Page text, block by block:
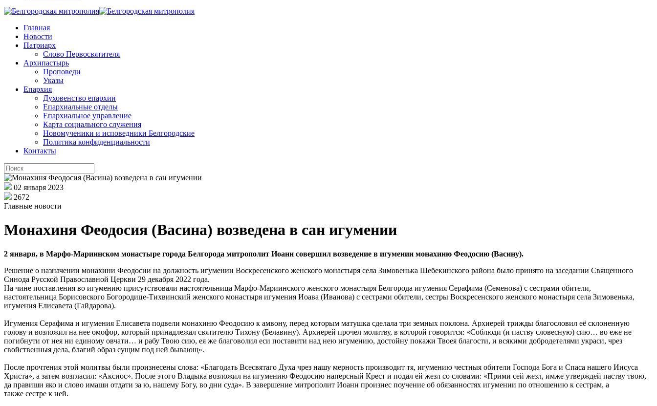
Главная
Новости
Патриарх
Слово Первосвятителя
Архипастырь
Проповеди
Указы
Епархия
Духовенство епархии
Епархиальные отделы
Епархиальное управление
Карта социального служения
Новомученики и исповедники Белгородские
Политика конфиденциальности
Контакты
02 января 2023
2672
Главные новости
Монахиня Феодосия (Васина) возведена в сан игумении
2 января, в Марфо-Мариинском монастыре города Белгорода митрополит Иоанн совершил возведение в игумении монахиню Феодосию (Васину).
Решение о назначении монахини Феодосии на должность игумении Воскресенского женского монастыря села Зимовенька Шебекинского района было принято на заседании Священного
Синода Русской Православной Церкви 29 декабря 2022 года.
На чине поставления во игумению присутствовали настоятельница Марфо-Мариинского женского монастыря Белгорода игумения Серафима (Семенова) с сестрами обители,
настоятельница Борисовского Богородице-Тихвинский женского монастыря игумения Иоава (Иванова) с сестрами обители, сестры Воскресенского женского монастыря села Зимовенька,
игумения Елисавета (Гайдарова).
Игумения Серафима и игумения Елисавета подвели монахиню Феодосию к амвону, перед которым матушка сделала три земных поклона. Архиерей трижды благословил её склоненную
голову и возложил на нее омофор, который принадлежал святителю Тихону (Белавину). Архиерей прочел молитву, в которой говорится: «Соблюди (и паству словесную) сию… во еже не
погибнути от нея ни единому овчати… и рабу Твою сию, ея же благоволил еси поставити над нею игумению, достойну покажи Твоея благости, и всякими добродетелями украси, чрез
свойственныя дела, благий образ сущим под ней бывающ».
После прочтения этой молитвы были произнесены слова: «Благодать Всесвятаго Духа чрез нашу мерность производит тя, игумению честныя обители Господа Бога и Спаса нашего Иисуса
Христа», а затем возгласил: «Аксиос». После этого Владыка возложил на игумению Феодосию наперсный Крест и подал ей жезл со словами: «Прими сей жезл, имже утверждей паству твою,
да правиши яко и слово имаши отдати за ю, нашему Богу, во дни суда». В завершение митрополит Иоанн произнес поучение об обязанностях игумении по отношению к сестрам, а
также сестре к ней.